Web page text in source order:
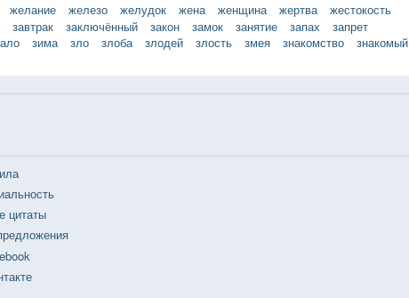
желание железо желудок жена женщина жертва
жестокость
завтрак заключённый закон замок занятие запах
запрет
зима зло злоба злодей злость змея знакомство
знакомый
цитаты